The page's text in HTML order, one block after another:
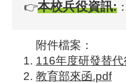
👉本校兵役資訊: ：
附件檔案：
116年度研發替
教育部來函.pdf